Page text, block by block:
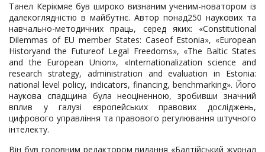
Танел Керікмяе був широко визнаним ученим-новатором із
далекоглядністю в майбутнє. Автор понад250 наукових та
навчально-методичних праць, серед яких: «Constitutional
Dilemmas of EU member States: Caseof Estonia», «European
Historyand the Futureof Legal Freedoms», «The Baltic States
and the European Union», «Internationalization science and
research strategy, administration and evaluation in Estonia:
national level policy, indicators, financing, benchmarking». Його
наукова спадщина була неоціненною, зробивши значний
вплив у галузі європейських правових досліджень,
цифрового управління та правового регулювання штучного
інтелекту.
Він був головним редактором видання «Балтійський журнал